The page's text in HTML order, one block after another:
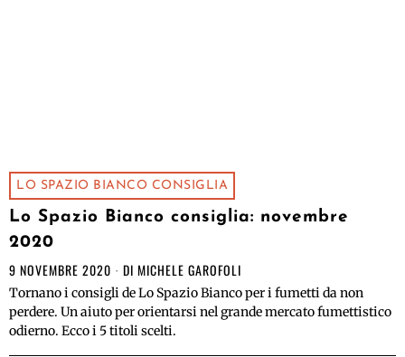
LO SPAZIO BIANCO CONSIGLIA
Lo Spazio Bianco consiglia: novembre
2020
9 NOVEMBRE 2020 DI MICHELE GAROFOLI
Tornano i consigli de Lo Spazio Bianco per i fumetti da non
perdere. Un aiuto per orientarsi nel grande mercato fumettistico
odierno. Ecco i 5 titoli scelti.